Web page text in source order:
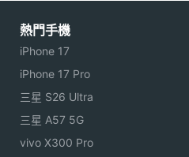
熱門手機
iPhone 17
iPhone 17 Pro
三星 S26 Ultra
三星 A57 5G
vivo X300 Pro